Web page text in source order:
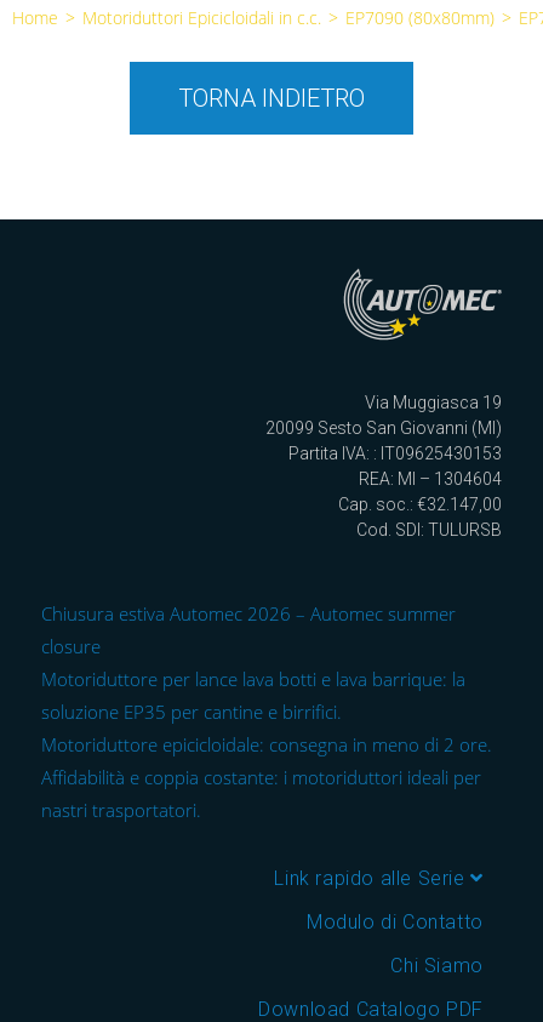
Home > Motoriduttori Epicicloidali in c.c. > EP7090 (80x80mm) >
TORNA INDIETRO
Via Muggiasca 19
20099 Sesto San Giovanni (MI)
Partita IVA: : IT09625430153
REA: MI – 1304604
Cap. soc.: €32.147,00
Cod. SDI: TULURSB
Chiusura estiva Automec 2026 – Automec summer
closure
Motoriduttore per lance lava botti e lava barrique: la
soluzione EP35 per cantine e birrifici.
Motoriduttore epicicloidale: consegna in meno di 2 ore.
Affidabilità e coppia costante: i motoriduttori ideali per
nastri trasportatori.
Link rapido alle Serie
Modulo di Contatto
Chi Siamo
Download Catalogo PDF